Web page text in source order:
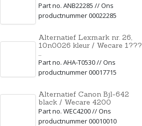
Part no. ANB22285 // Ons
productnummer 00022285
Alternatief Lexmark nr. 26,
10n0026 kleur / Wecare 1???
...
Part no. AHA-T0530 // Ons
productnummer 00017715
Alternatief Canon Bjl-642
black / Wecare 4200
Part no. WEC4200 // Ons
productnummer 00010010